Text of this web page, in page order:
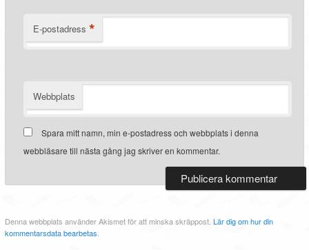
E-postadress *
Webbplats
Spara mitt namn, min e-postadress och webbplats i denna
webbläsare till nästa gång jag skriver en kommentar.
Denna webbplats använder Akismet för att minska skräppost.Lär dig om hur din
kommentarsdata bearbetas